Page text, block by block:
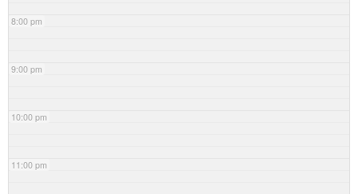
8:00 pm
9:00 pm
10:00 pm
11:00 pm